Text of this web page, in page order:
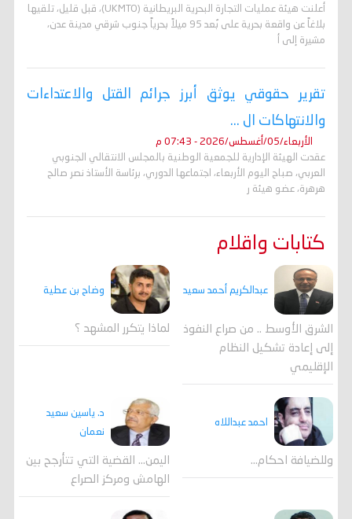
أعلنت هيئة عمليات التجارة البحرية البريطانية (UKMTO)، قبل قليل، تلقيها
بلاغاً عن واقعة بحرية على بُعد 95 ميلاً بحرياً جنوب شرقي مدينة عدن،
مشيرة إلى أ
تقرير حقوقي يوثق أبرز جرائم القتل والاعتداءات
والانتهاكات ال ...
الأربعاء/05/أغسطس/2026 - 07:43 م
عقدت الهيئة الإدارية للجمعية الوطنية بالمجلس الانتقالي الجنوبي
العربي، صباح اليوم الأربعاء، اجتماعها الدوري، برئاسة الأستاذ نصر صالح
هرهرة، عضو هيئة ر
كتابات واقلام
عبدالكريم أحمد سعيد
الشرق الأوسط .. من صراع النفوذ
إلى إعادة تشكيل النظام
الإقليمي
وضاح بن عطية
لماذا يتكرر المشهد ؟
احمد عبداللاه
وللضيافة احكام…
د. ياسين سعيد
نعمان
اليمن… القضية التي تتأرجح بين
الهامش ومركز الصراع